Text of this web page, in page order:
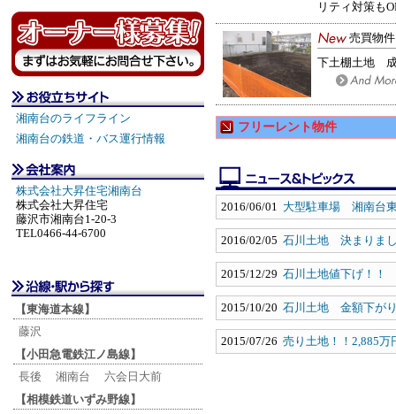
湘南台のライフライン
湘南台の鉄道・バス運行情報
株式会社大昇住宅湘南台
株式会社大昇住宅
藤沢市湘南台1-20-3
TEL0466-44-6700
【東海道本線】
藤沢
【小田急電鉄江ノ島線】
長後
湘南台
六会日大前
【相模鉄道いずみ野線】
リティ対策も
売買物
下土棚土地 成
フリーレント物件
2016/06/01 大型駐車場 湘南台
2016/02/05 石川土地 決まりま
2015/12/29 石川土地値下げ！！
2015/10/20 石川土地 金額下が
2015/07/26 売り土地！！2,885